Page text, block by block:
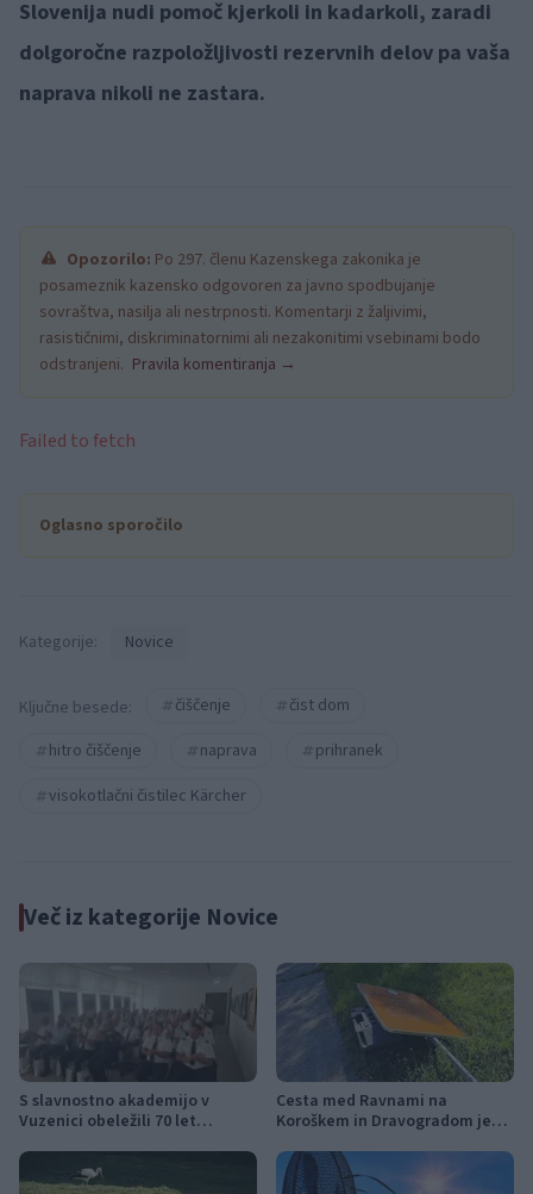
Slovenija nudi pomoč kjerkoli in kadarkoli, zaradi
dolgoročne razpoložljivosti rezervnih delov pa vaša
naprava nikoli ne zastara.
Opozorilo: Po 297. členu Kazenskega zakonika je
posameznik kazensko odgovoren za javno spodbujanje
sovraštva, nasilja ali nestrpnosti. Komentarji z žaljivimi,
rasističnimi, diskriminatornimi ali nezakonitimi vsebinami bodo
odstranjeni. Pravila komentiranja →
Failed to fetch
Oglasno sporočilo
Kategorije: Novice
Ključne besede: čiščenje
čist dom
hitro čiščenje
naprava
prihranek
visokotlačni čistilec Kärcher
Več iz kategorije Novice
S slavnostno akademijo v
Vuzenici obeležili 70 let
Cesta med Ravnami na
Koroškem in Dravogradom je